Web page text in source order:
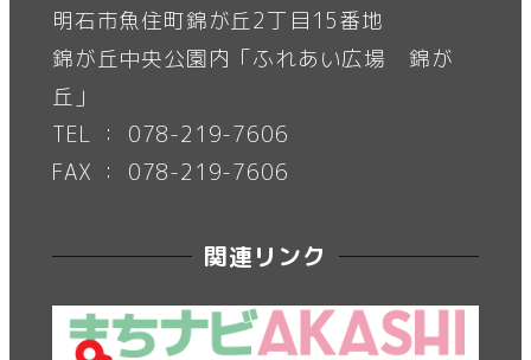
明石市魚住町錦が丘2丁目15番地
錦が丘中央公園内「ふれあい広場 錦が
丘」
TEL ： 078-219-7606
FAX ： 078-219-7606
関連リンク